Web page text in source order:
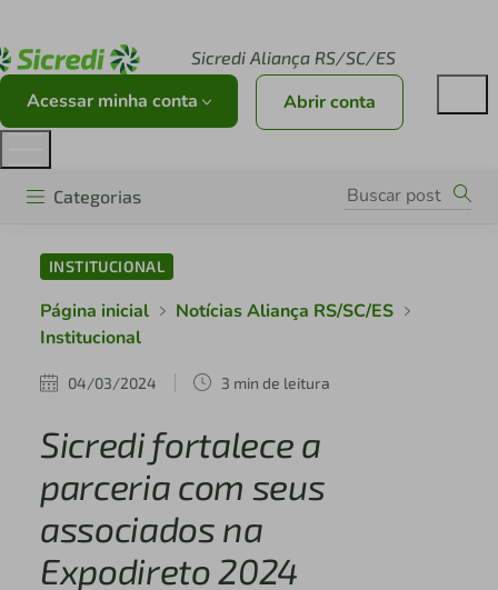
Sicredi Aliança RS/SC/ES
Acessar minha conta Abrir conta
Categorias
INSTITUCIONAL
Página inicial
Notícias Aliança RS/SC/ES
Institucional
04/03/2024 3 min de leitura
Sicredi fortalece a
parceria com seus
associados na
Expodireto 2024